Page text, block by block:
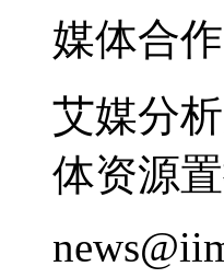
媒体合作
艾媒分
体资源置